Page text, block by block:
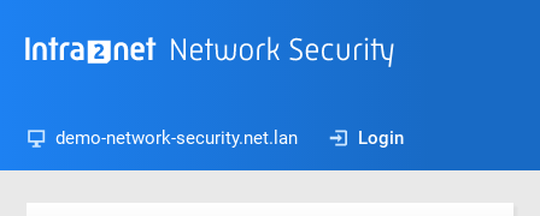
demo-network-security.net.lan Login